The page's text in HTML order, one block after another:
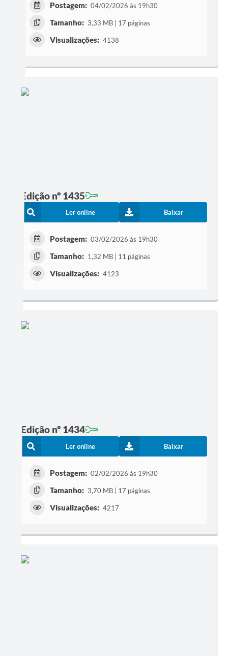
Postagem: 04/02/2026 às 19h30
Tamanho: 3,33 MB | 17 páginas
Visualizações: 4138
Edição nº 1435
Ler online Baixar
Postagem: 03/02/2026 às 19h30
Tamanho: 1,32 MB | 11 páginas
Visualizações: 4123
Edição nº 1434
Ler online Baixar
Postagem: 02/02/2026 às 19h30
Tamanho: 3,70 MB | 17 páginas
Visualizações: 4217